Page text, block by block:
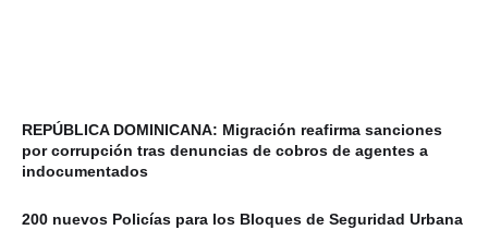
REPÚBLICA DOMINICANA: Migración reafirma sanciones
por corrupción tras denuncias de cobros de agentes a
indocumentados
200 nuevos Policías para los Bloques de Seguridad Urbana